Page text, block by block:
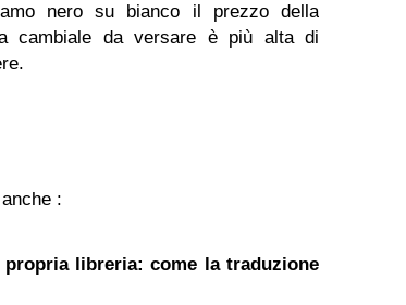
nero su bianco il prezzo della
cambiale da versare è più alta di
:
libreria: come la traduzione